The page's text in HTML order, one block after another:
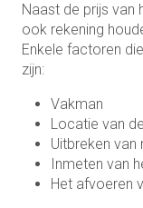
Naast de prijs van
ook rekening
Enkele factoren
zijn:
Vakman
Locatie van
Uitbreken van
Inmeten van
Het afvoeren